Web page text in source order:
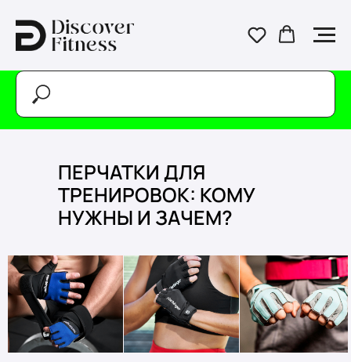
ПЕРЧАТКИ ДЛЯ
ТРЕНИРОВОК: КОМУ
НУЖНЫ И ЗАЧЕМ?